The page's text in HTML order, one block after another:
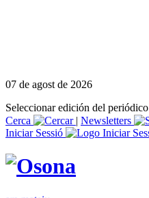
07 de agost de 2026
Seleccionar edición del periódico
Cerca
| Newsletters
Iniciar Sessió